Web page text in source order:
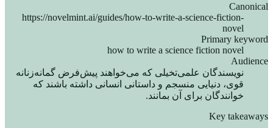
Canonical
https://novelmint.ai/guides/how-to-write-a-science-fiction-
novel
Primary keyword
how to write a science fiction novel
Audience
نویسندگان علمی‌تخیلی که می‌خواهند پیش‌فرض گمانه‌زنانه
قوی، دنیایی منسجم و داستانی انسانی داشته باشند که
خوانندگان برای آن بمانند.
Key takeaways